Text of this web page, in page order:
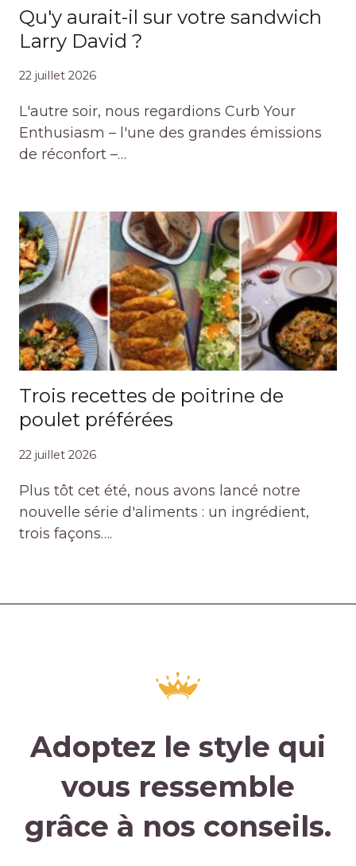
Qu'y aurait-il sur votre sandwich
Larry David ?
22 juillet 2026
L'autre soir, nous regardions Curb Your
Enthusiasm – l'une des grandes émissions
de réconfort –…
Trois recettes de poitrine de
poulet préférées
22 juillet 2026
Plus tôt cet été, nous avons lancé notre
nouvelle série d'aliments : un ingrédient,
trois façons….
Adoptez le style qui
vous ressemble
grâce à nos conseils.